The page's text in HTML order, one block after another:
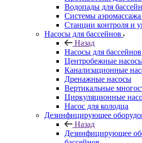
Водопады для
Системы аэромассажа
Станции контроля и
Насосы для бассейнов
Назад
Насосы для бассейнов
Центробежные
Канализационные
Дренажные насосы
Вертикальные
Циркуляционные
Насос для колодца
Дезинфицирующее
Назад
Дезинфицирующее